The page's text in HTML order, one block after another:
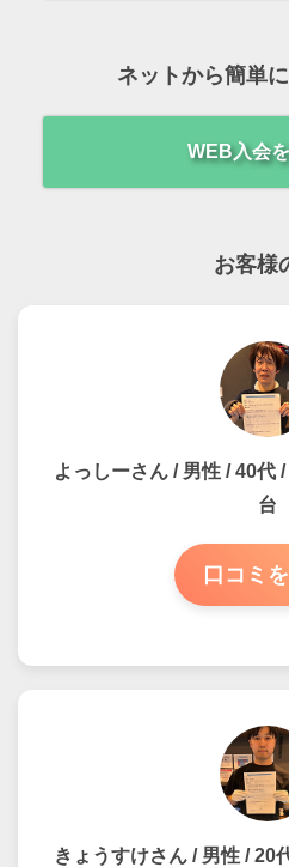
ネットから簡単
WEB入会
お客様
よっしーさん / 男性 / 40代
台
口コミ
きょうすけさん / 男性 / 20